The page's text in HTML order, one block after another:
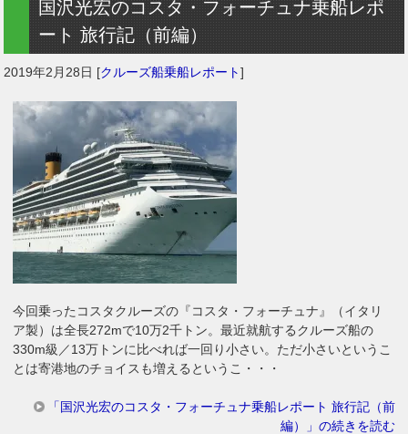
国沢光宏のコスタ・フォーチュナ乗船レポ
ート 旅行記（前編）
2019年2月28日 [クルーズ船乗船レポート]
今回乗ったコスタクルーズの『コスタ・フォーチュナ』（イタリ
ア製）は全長272mで10万2千トン。最近就航するクルーズ船の
330m級／13万トンに比べれば一回り小さい。ただ小さいというこ
とは寄港地のチョイスも増えるというこ・・・
「国沢光宏のコスタ・フォーチュナ乗船レポート 旅行記（前
編）」の続きを読む